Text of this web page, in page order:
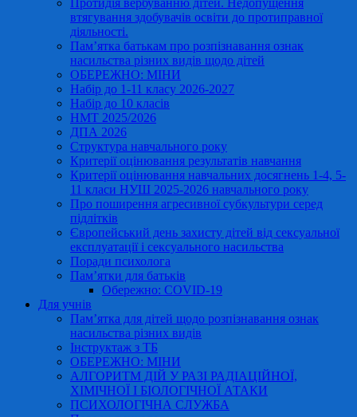
Протидія вербуванню дітей. Недопущення
втягування здобувачів освіти до протиправної
діяльності.
Пам’ятка батькам про розпізнавання ознак
насильства різних видів щодо дітей
ОБЕРЕЖНО: МІНИ
Набір до 1-11 класу 2026-2027
Набір до 10 класів
НМТ 2025/2026
ДПА 2026
Структура навчального року
Критерії оцінювання результатів навчання
Критерії оцінювання навчальних досягнень 1-4, 5-
11 класи НУШ 2025-2026 навчального року
Про поширення агресивної субкультури серед
підлітків
Європейський день захисту дітей від сексуальної
експлуатації і сексуального насильства
Поради психолога
Пам’ятки для батьків
Обережно: COVID-19
Для учнів
Пам’ятка для дітей щодо розпізнавання ознак
насильства різних видів
Інструктаж з ТБ
ОБЕРЕЖНО: МІНИ
АЛГОРИТМ ДІЙ У РАЗІ РАДІАЦІЙНОЇ,
ХІМІЧНОЇ І БІОЛОГІЧНОЇ АТАКИ
ПСИХОЛОГІЧНА СЛУЖБА